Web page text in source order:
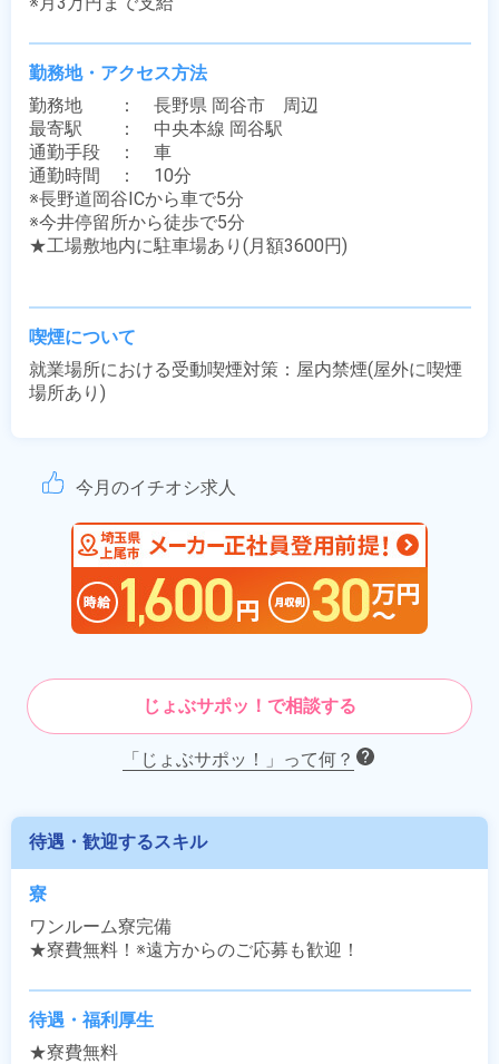
勤務地・アクセス方法
勤務地　　：　長野県 岡谷市　周辺
最寄駅　　：　中央本線 岡谷駅
通勤手段　：　車
通勤時間　：　10分
※長野道岡谷ICから車で5分
※今井停留所から徒歩で5分
★工場敷地内に駐車場あり(月額3600円)
喫煙について
就業場所における受動喫煙対策：屋内禁煙(屋外に喫煙
場所あり)
今月のイチオシ求人
じょぶサポッ！で相談する
「じょぶサポッ！」って何？
待遇・歓迎するスキル
寮
ワンルーム寮完備
★寮費無料！※遠方からのご応募も歓迎！
待遇・福利厚生
★寮費無料